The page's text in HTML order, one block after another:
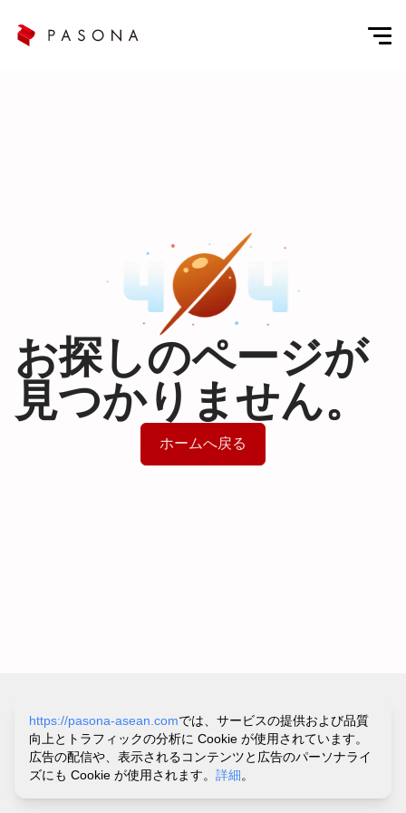
https://pasona-asean.comでは、サービスの提供および品質
向上とトラフィックの分析に Cookie が使用されています。
広告の配信や、表示されるコンテンツと広告のパーソナライ
ズにも Cookie が使用されます。 詳細。
お探しのページが
見つかりません。
ホームへ戻る
サイトポリシー&プライバシーポリシー
利用規約
お問い合わせ・ヘルプ
© PASONA VIETNAM CO.,LTD.